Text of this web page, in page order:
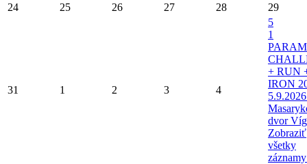
24
25 26 27 28 29
31 1 2 3 4
5
1
+ RUN
IRON
dvor
Zobraziť
všetky